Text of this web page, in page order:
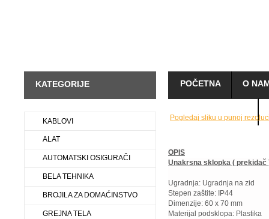
POČETNA O
KATEGORIJE
KABLOVI
ALAT
AUTOMATSKI OSIGURAČI
BELA TEHNIKA
BROJILA ZA DOMAĆINSTVO
GREJNA TELA
Pogledaj sliku u punoj
OPIS
Unakrsna sklopka ( prekidač
Ugradnja: Ugradnja na zid
Stepen zaštite: IP44
Dimenzije: 60 x 70 mm
Materijal podsklopa: Plastika